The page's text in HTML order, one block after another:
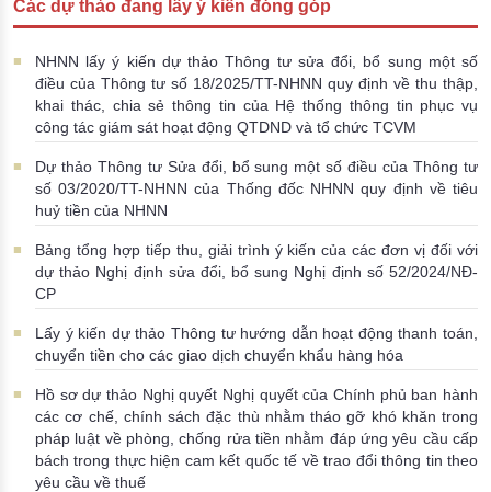
Đào tạo ISO
Các dự thảo đang lấy ý kiến đóng góp
NHNN lấy ý kiến dự thảo Thông tư sửa đổi, bổ sung một số
điều của Thông tư số 18/2025/TT-NHNN quy định về thu thập,
khai thác, chia sẻ thông tin của Hệ thống thông tin phục vụ
công tác giám sát hoạt động QTDND và tổ chức TCVM
Dự thảo Thông tư Sửa đổi, bổ sung một số điều của Thông tư
số 03/2020/TT-NHNN của Thống đốc NHNN quy định về tiêu
huỷ tiền của NHNN
Bảng tổng hợp tiếp thu, giải trình ý kiến của các đơn vị đối với
dự thảo Nghị định sửa đổi, bổ sung Nghị định số 52/2024/NĐ-
CP
Lấy ý kiến dự thảo Thông tư hướng dẫn hoạt động thanh toán,
chuyển tiền cho các giao dịch chuyển khẩu hàng hóa
Hồ sơ dự thảo Nghị quyết Nghị quyết của Chính phủ ban hành
các cơ chế, chính sách đặc thù nhằm tháo gỡ khó khăn trong
pháp luật về phòng, chống rửa tiền nhằm đáp ứng yêu cầu cấp
bách trong thực hiện cam kết quốc tế về trao đổi thông tin theo
yêu cầu về thuế